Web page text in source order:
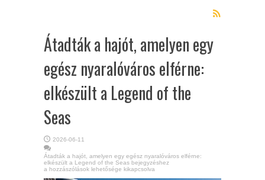
Átadták a hajót, amelyen egy
egész nyaralóváros elférne:
elkészült a Legend of the
Seas
2026-06-11
Átadták a hajót, amelyen egy egész nyaralóváros elférne:
elkészült a Legend of the Seas bejegyzéshez
a hozzászólások lehetősége kikapcsolva